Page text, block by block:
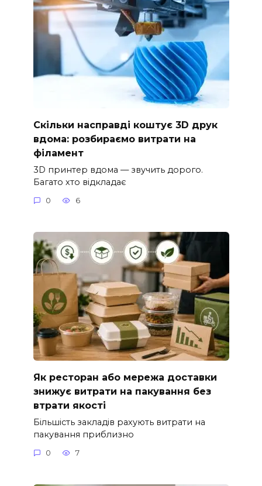
Скільки насправді коштує 3D друк
вдома: розбираємо витрати на
філамент
3D принтер вдома — звучить дорого.
Багато хто відкладає
0 6
Як ресторан або мережа доставки
знижує витрати на пакування без
втрати якості
Більшість закладів рахують витрати на
пакування приблизно
0 7